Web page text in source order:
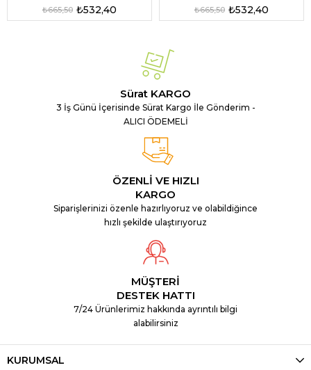
₺532,40
₺665,50 ₺532,40
₺665,50
Sürat KARGO
3 İş Günü İçerisinde Sürat Kargo İle Gönderim -
ALICI ÖDEMELİ
ÖZENLİ VE HIZLI
KARGO
Siparişlerinizi özenle hazırlıyoruz ve olabildiğince
hızlı şekilde ulaştırıyoruz
MÜŞTERİ
DESTEK HATTI
7/24 Ürünlerimiz hakkında ayrıntılı bilgi
alabilirsiniz
KURUMSAL